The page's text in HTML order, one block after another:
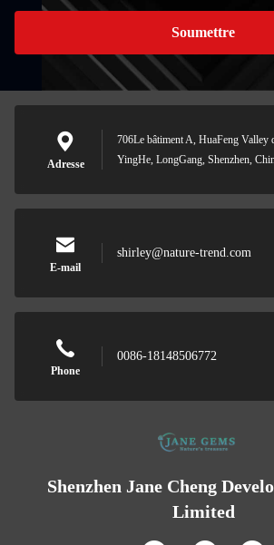
Soumettre
Adresse
706Le bâtiment A, HuaFeng Valley
YingHe, LongGang, Shenzhen,
E-mail
shirley@nature-trend.com
Phone
0086-18148506772
Shenzhen Jane Cheng
Limited